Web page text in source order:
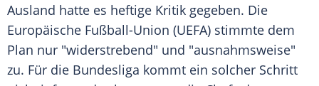
Ausland hatte es heftige Kritik gegeben. Die
Europäische Fußball-Union (UEFA) stimmte dem
Plan nur "widerstrebend" und "ausnahmsweise"
zu. Für die Bundesliga kommt ein solcher Schritt